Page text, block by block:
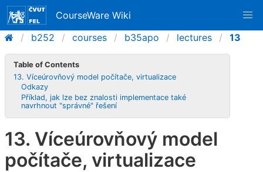
CourseWare Wiki
b252
courses b35apo lectures 13
Table of Contents
13. Víceúrovňový model počítače, virtualizace
Odkazy
Příklad, jak lze bez znalosti implementace také
navrhnout "správné" řešení
13. Víceúrovňový model
počítače, virtualizace